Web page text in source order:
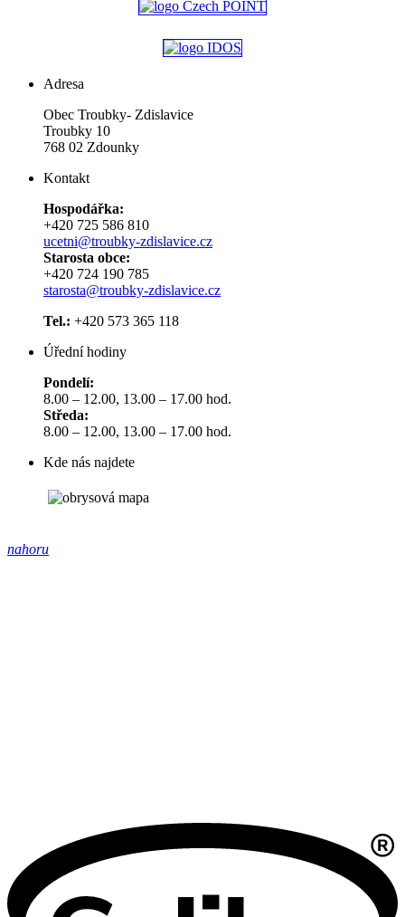
Adresa
Obec Troubky- Zdislavice
Troubky 10
768 02 Zdounky
Kontakt
Hospodářka:
+420 725 586 810
ucetni@troubky-zdislavice.cz
Starosta obce:
+420 724 190 785
starosta@troubky-zdislavice.cz
Tel.: +420 573 365 118
Úřední hodiny
Pondelí:
8.00 – 12.00, 13.00 – 17.00 hod.
Středa:
8.00 – 12.00, 13.00 – 17.00 hod.
Kde nás najdete
nahoru